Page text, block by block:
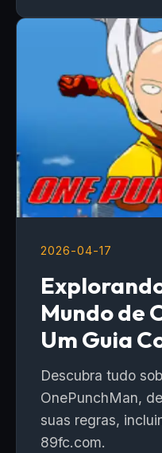
2026-04-17
Mundo de
Um Guia
Descubra tudo
OnePunchMan,
suas regras,
89fc.com.